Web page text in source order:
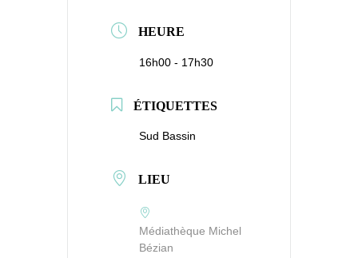
HEURE
16h00 - 17h30
ÉTIQUETTES
Sud Bassin
LIEU
Médiathèque Michel
Bézian